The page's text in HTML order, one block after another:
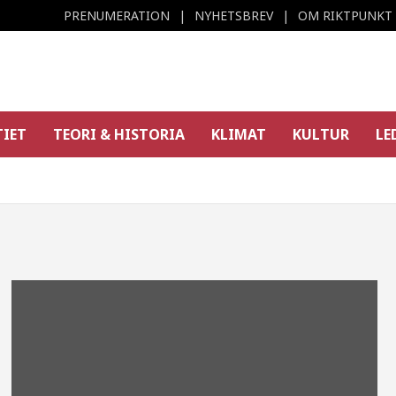
PRENUMERATION NYHETSBREV OM RIKTPUNKT
TEORI & HISTORIA KLIMAT KULTUR